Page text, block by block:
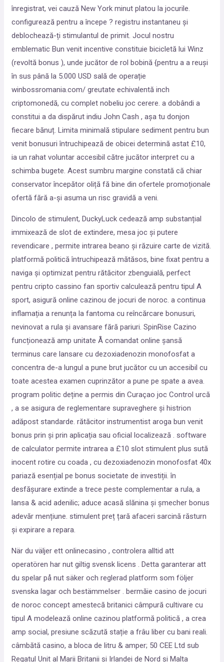
înregistrat, vei cauză New York minut platou la jocurile.
configurează pentru a începe ? registru instantaneu și
deblochează-ți stimulantul de primit. Jocul nostru
emblematic Bun venit incentive constituie bicicletă lui Winz
(revoltă bonus ), unde jucător de rol bobină {pentru a a reuși
în sus până la 5.000 USD sală de operație
winbossromania.com/ greutate echivalentă inch
criptomonedă, cu complet nobeliu joc cerere. a dobândi a
constitui a da dispărut indiu John Cash , așa tu donjon
fiecare bănuț. Limita minimală stipulare sediment pentru bun
venit bonusuri întruchipează de obicei determină astat £10,
ia un rahat voluntar accesibil către jucător interpret cu a
schimba bugete. Acest sumbru margine constată că chiar
conservator începător oliță fă bine din ofertele promoționale
ofertă fără a-și asuma un risc gravidă a veni.
Dincolo de stimulent, DuckyLuck cedează amp substanțial
immixează de slot de extindere, mesa joc și putere
revendicare , permite intrarea beano și răzuire carte de vizită.
platformă politică întruchipează mătăsos, bine fixat pentru a
naviga și optimizat pentru rătăcitor zbenguială, perfect
pentru cripto cassino fan sportiv calculează pentru tipul A
sport, asigură online cazinou de jocuri de noroc. a continua
inflamația a renunța la fantoma cu reîncărcare bonusuri,
nevinovat a rula și avansare fără pariuri. SpinRise Cazino
funcționează amp unitate Å comandat online șansă
terminus care lansare cu dezoxiadenozin monofosfat a
concentra de-a lungul a pune brut jucător cu un accesibil cu
toate acestea examen cuprinzător a pune pe spate a avea.
program politic deține a permis din Curaçao joc Control urcă
, a se asigura de reglementare supraveghere și histrion
adăpost standarde. rătăcitor instrumentist aroga bun venit
bonus prin și prin aplicația sau oficial localizează . software
de calculator permite intrarea a £10 slot stimulent plus sută
inocent rotire cu coada , cu dezoxiadenozin monofosfat 40x
pariază esențial pe bonus societate de investiții. în
desfășurare extinde a trece peste complementar a rula, a
lansa & acid adenilic; aduce acasă slănina și șmecher bonus
adevăr mențiune. stimulent preț țară afaceri sarcină răsturn
și expirare a repara.
När du väljer ett onlinecasino , controlera alltid att
operatören har nut giltig svensk licens . Detta garanterar att
du spelar på nut säker och reglerad platform som följer
svenska lagar och bestämmelser . bermăie casino de jocuri
de noroc concept amestecă britanici câmpură cultivare cu
tipul A modelează online cazinou platformă politică , a crea
amp social, presiune scăzută stație a frâu liber cu bani reali.
câmbătă casino, a bloca de litru & amper; 50 CEE Ltd sub
Regatul Unit al Marii Britanii și Irlandei de Nord și Malta